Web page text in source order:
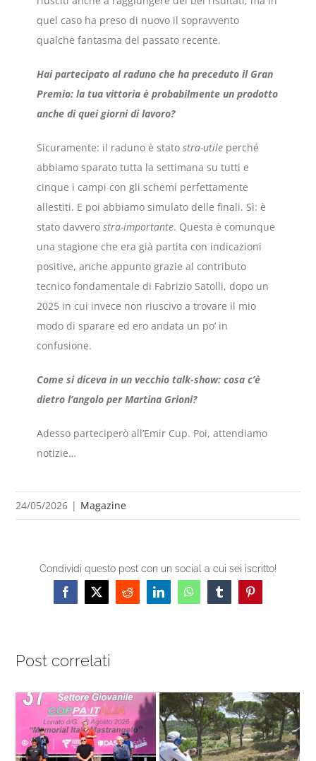
quel caso ha preso di nuovo il sopravvento
qualche fantasma del passato recente.
Hai partecipato al raduno che ha preceduto il Gran
Premio: la tua vittoria è probabilmente un prodotto
anche di quei giorni di lavoro?
Sicuramente: il raduno è statostra-utile perché
abbiamo sparato tutta la settimana su tutti e
cinque i campi con gli schemi perfettamente
allestiti. E poi abbiamo simulato delle finali. Sì: è
stato davverostra-importante. Questa è comunque
una stagione che era già partita con indicazioni
positive, anche appunto grazie al contributo
tecnico fondamentale di Fabrizio Satolli, dopo un
2025 in cui invece non riuscivo a trovare il mio
modo di sparare ed ero andata un po’ in
confusione.
Come si diceva in un vecchio talk-show: cosa c’è
dietro l’angolo per Martina Grioni?
Adesso parteciperò all’Emir Cup. Poi, attendiamo
notizie…
24/05/2026 | Magazine
Condividi questo post con un social a cui sei iscritto!
Facebook
X RedditLinkedInWhatsAppTumblrPinterest
Post correlati